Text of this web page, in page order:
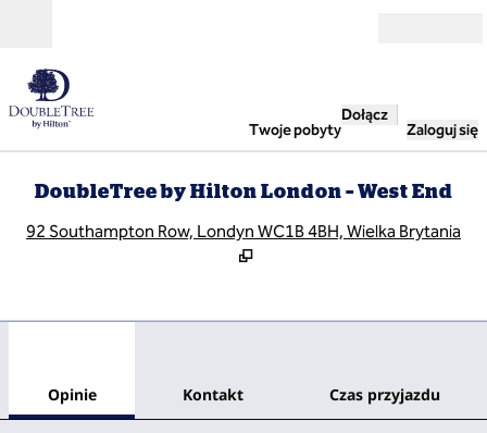
Twoje pobyty
Dołącz
Zaloguj się
DoubleTree by Hilton London – West End
92 Southampton Row, Londyn WC1B 4BH, Wielka Brytania
Opinie Kontakt Czas przyjazdu